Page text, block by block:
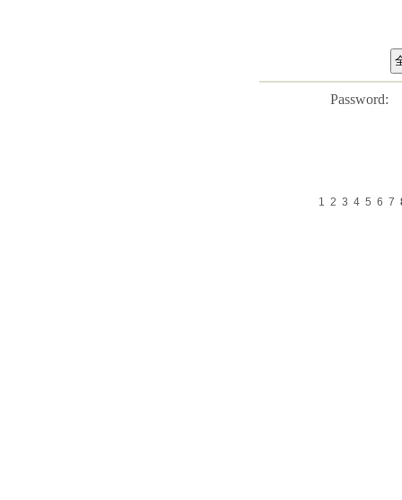
Password:
1 2 3 4 5 6 7